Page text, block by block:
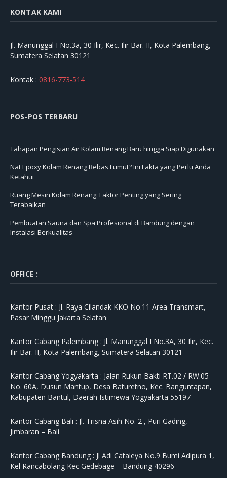
KONTAK KAMI
Jl. Manunggal I No.3a, 30 Ilir, Kec. Ilir Bar. II, Kota Palembang,
Sumatera Selatan 30121
Kontak : 0816-773-514
POS-POS TERBARU
Tahapan Pengisian Air Kolam Renang Baru hingga Siap Digunakan
Nat Epoxy Kolam Renang Bebas Lumut? Ini Fakta yang Perlu Anda
Ketahui
Ruang Mesin Kolam Renang: Faktor Penting yang Sering
Terabaikan
Pembuatan Sauna dan Spa Profesional di Bandung dengan
Instalasi Berkualitas
OFFICE :
Kantor Pusat : Jl. Raya Cilandak KKO No.11 Area Transmart,
Pasar Minggu Jakarta Selatan
Kantor Cabang Palembang : Jl. Manunggal I No.3A, 30 Ilir, Kec.
Ilir Bar. II, Kota Palembang, Sumatera Selatan 30121
Kantor Cabang Yogyakarta : Jalan Rukun Bakti RT.02 / RW.05
No. 60A, Dusun Mantup, Desa Baturetno, Kec. Banguntapan,
Kabupaten Bantul, Daerah Istimewa Yogyakarta 55197
Kantor Cabang Bali : Jl. Trisna Asih No. 2 , Puri Gading,
Jimbaran – Bali
Kantor Cabang Bandung : Jl Adi Cataleya No.9 Bumi Adipura 1,
Kel Rancabolang Kec Gedebage – Bandung 40296